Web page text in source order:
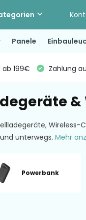
Panele
ab 199€ Zahlung
Wireless-
unterwegs. Mehr
Powerbank